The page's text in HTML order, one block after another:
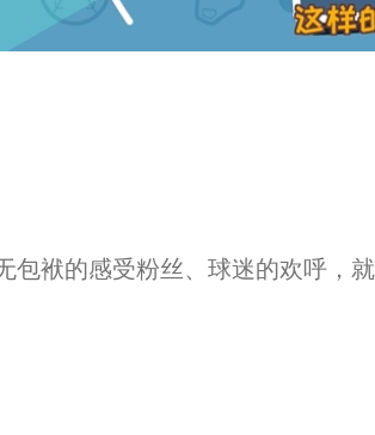
包袱的感受粉丝、球迷的欢呼，